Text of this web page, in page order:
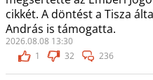
cikkét. A döntést a Tisza
András is támogatta.
2026.08.08 13:30
1
32 236